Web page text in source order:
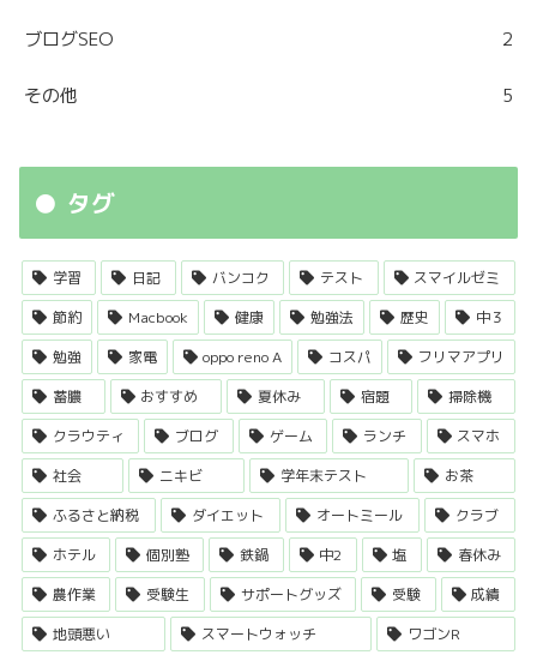
ブログSEO 2
その他 5
タグ
学習 日記 バンコク テスト
スマイルゼミ
節約
Macbook 健康 勉強法 歴史
中３
勉強
家電 oppo reno A コスパ
フリマアプリ
蓄膿
おすすめ 夏休み 宿題
掃除機
クラウティ
ブログ ゲーム ランチ
スマホ
社会
ニキビ 学年末テスト
お茶
ふるさと納税
ダイエット オートミール
クラブ
ホテル
個別塾 鉄鍋 中2 塩
春休み
農作業
受験生 サポートグッズ 受験
成績
地頭悪い
スマートウォッチ
ワゴンR